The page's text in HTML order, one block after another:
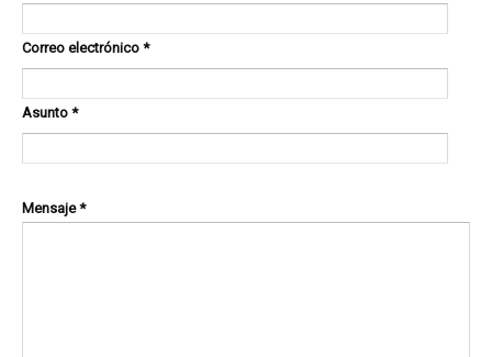
Correo electrónico *
Asunto *
Mensaje*